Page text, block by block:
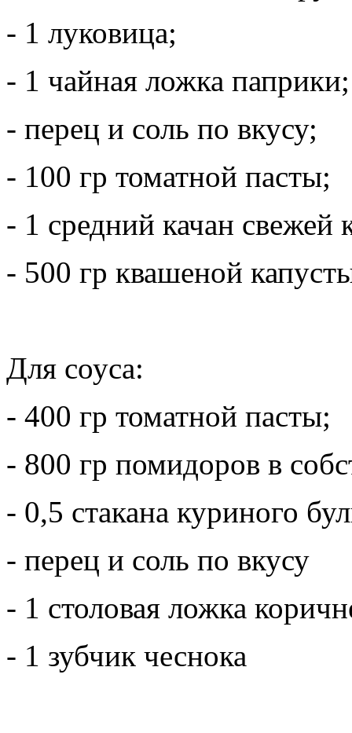
- 1 луковица;
- 1 чайная ложка паприки;
- перец и соль по вкусу;
- 100 гр томатной пасты;
- 1 средний качан свежей
- 500 гр квашеной
Для соуса:
- 400 гр томатной пасты;
- 800 гр помидоров в
- 0,5 стакана куриного
- перец и соль по вкусу
- 1 столовая ложка
- 1 зубчик чеснока